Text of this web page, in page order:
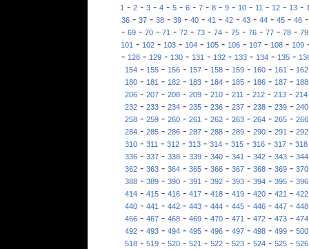
1- 2- 3- 4- 5- 6- 7- 8- 9- 10- 11- 12- 13-
36- 37- 38- 39- 40- 41- 42- 43- 44- 45- 46
- 69 - 70 - 71 - 72 - 73 - 74 - 75 - 76 - 77 - 78 - 79
101 - 102 - 103 - 104 - 105 - 106 - 107 - 108 - 109
- 128 - 129 - 130 - 131 - 132 - 133 - 134 - 135 -
154- 155- 156- 157- 158- 159- 160- 161- 162
180- 181- 182- 183- 184- 185- 186- 187- 188
206 - 207 - 208 - 209 - 210 - 211 - 212 - 213 - 214
232- 233- 234- 235- 236- 237- 238- 239- 240
258- 259- 260- 261- 262- 263- 264- 265- 266
284- 285- 286- 287- 288- 289- 290- 291- 292
310 - 311 - 312 - 313 - 314 - 315 - 316 - 317 - 318
336- 337- 338- 339- 340- 341- 342- 343- 344
362- 363- 364- 365- 366- 367- 368- 369- 370
388 - 389 - 390 - 391 - 392 - 393 - 394 - 395 - 396
414- 415- 416- 417- 418- 419- 420- 421- 422
440- 441- 442- 443- 444- 445- 446- 447- 448
466- 467- 468- 469- 470- 471- 472- 473- 474
492 - 493 - 494 - 495 - 496 - 497 - 498 - 499 - 500
518- 519- 520- 521- 522- 523- 524- 525- 526